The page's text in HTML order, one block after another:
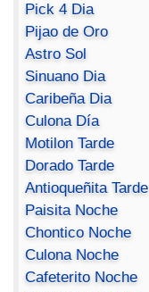
Pick 4 Dia
Pijao de Oro
Astro Sol
Sinuano Dia
Caribeña Dia
Culona Día
Motilon Tarde
Dorado Tarde
Antioqueñita Tarde
Paisita Noche
Chontico Noche
Culona Noche
Cafeterito Noche